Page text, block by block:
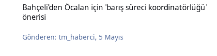
Bahçeli'den Öcalan için 'barış süreci koordinatörlüğü'
önerisi
Gönderen:tm_haberci, 5 Mayıs